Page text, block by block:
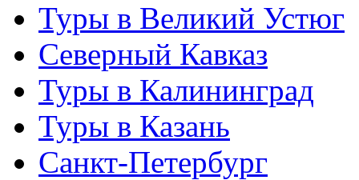
Туры в Великий Устюг
Северный Кавказ
Туры в Калининград
Туры в Казань
Санкт-Петербург